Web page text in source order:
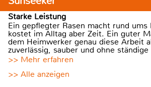
Starke Leistung
Ein gepflegter Rasen macht rund ums
kostet im Alltag aber Zeit. Ein guter
dem Heimwerker genau diese Arbeit
zuverlässig, sauber und ohne ständige
>> Mehr erfahren
>> Alle anzeigen